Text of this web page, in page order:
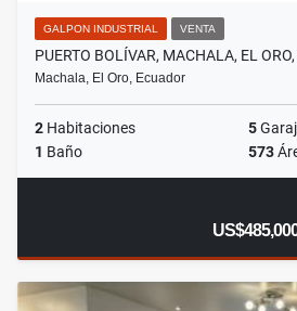
GALPON INDUSTRIAL VENTA
PUERTO BOLÍVAR, MACHALA, EL
Machala, El Oro, Ecuador
2 Habitaciones 5
1 Baño 573